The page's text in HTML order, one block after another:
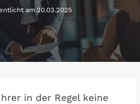
am 20.03.2025
in der Regel keine